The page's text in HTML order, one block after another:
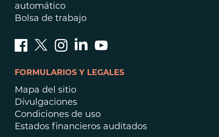
automático
Bolsa de trabajo
FORMULARIOS Y LEGALES
Mapa del sitio
Divulgaciones
Condiciones de uso
Estados financieros auditados